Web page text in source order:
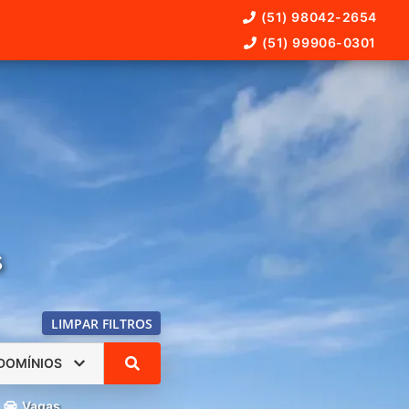
(51) 98042-2654
(51) 99906-0301
LIMPAR FILTROS
Vagas